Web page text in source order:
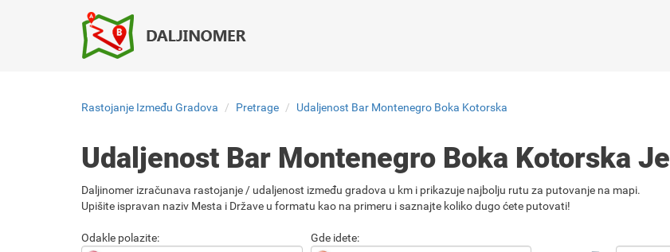
Rastojanje Između Gradova Pretrage Udaljenost Bar Montenegro Boka Kotorska
Udaljenost Bar Montenegro Boka Kotorska Je
Daljinomer izračunava rastojanje / udaljenost između gradova u km i prikazuje najbolju rutu za putovanje na mapi.
Upišite ispravan naziv Mesta i Države u formatu kao na primeru i saznajte koliko dugo ćete putovati!
Odakle polazite: Gde idete: